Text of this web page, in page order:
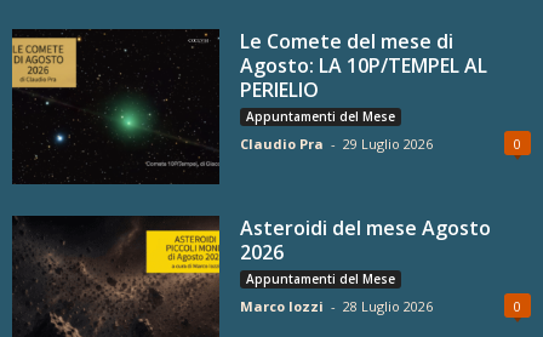
Le Comete del mese di
Agosto: LA 10P/TEMPEL AL
PERIELIO
Appuntamenti del Mese
Claudio Pra - 29 Luglio 2026 0
Asteroidi del mese Agosto
2026
Appuntamenti del Mese
Marco Iozzi - 28 Luglio 2026 0